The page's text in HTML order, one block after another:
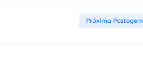
Próxima Postagem